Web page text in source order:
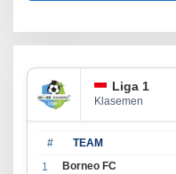
Liga 1
Klasemen
# TEAM
1 Borneo FC